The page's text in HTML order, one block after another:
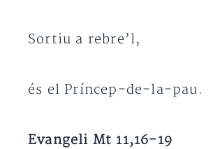
Sortiu a rebre’l,
és el Príncep-de-la-pau.
Evangeli Mt 11,16-19